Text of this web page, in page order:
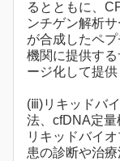
るとともに、
ンチゲン解析
が合成したペ
機関に提供す
ージ化して提供
(ⅲ)リキッドバ
法、cfDNA定量
リキッドバイ
患の診断や治